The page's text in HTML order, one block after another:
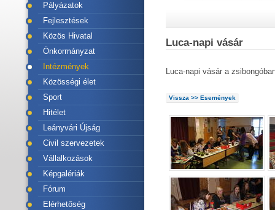
Pályázatok
Fejlesztések
Közös Hivatal
Önkormányzat
Intézmények
Közösségi élet
Sport
Hitélet
Leányvári Újság
Civil szervezetek
Vállalkozások
Képgalériák
Fórum
Elérhetőség
Luca-napi vásár
Luca-napi vásár a
Vissza >> Események